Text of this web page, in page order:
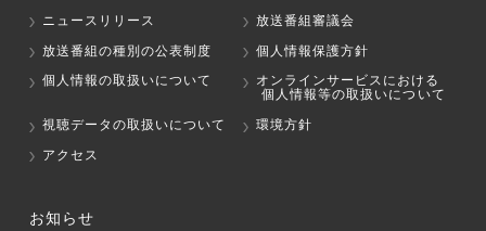
ニュースリリース
放送番組審議会
放送番組の種別の公表制度
個人情報保護方針
個人情報の取扱いについて
オンラインサービスにおける
個人情報等の取扱いについて
視聴データの取扱いについて
環境方針
アクセス
お知らせ